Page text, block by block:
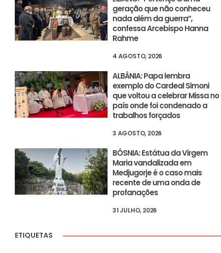
geração que não conheceu
nada além da guerra”,
confessa Arcebispo Hanna
Rahme
4 AGOSTO, 2026
ALBÂNIA: Papa lembra
exemplo do Cardeal Simoni
que voltou a celebrar Missa no
país onde foi condenado a
trabalhos forçados
3 AGOSTO, 2026
BÓSNIA: Estátua da Virgem
Maria vandalizada em
Medjugorje é o caso mais
recente de uma onda de
profanações
31 JULHO, 2026
ETIQUETAS